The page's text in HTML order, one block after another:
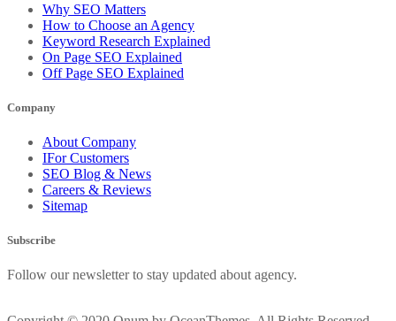
Why SEO Matters
How to Choose an Agency
Keyword Research Explained
On Page SEO Explained
Off Page SEO Explained
Company
About Company
IFor Customers
SEO Blog & News
Careers & Reviews
Sitemap
Subscribe
Follow our newsletter to stay updated about agency.